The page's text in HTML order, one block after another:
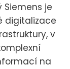
Siemens je
digitalizace
v
na